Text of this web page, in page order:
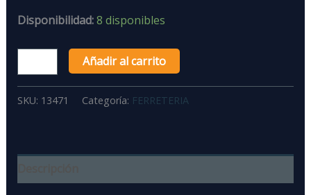
Disponibilidad:8 disponibles
Añadir al carrito
SKU: 13471 Categoría: FERRETERIA